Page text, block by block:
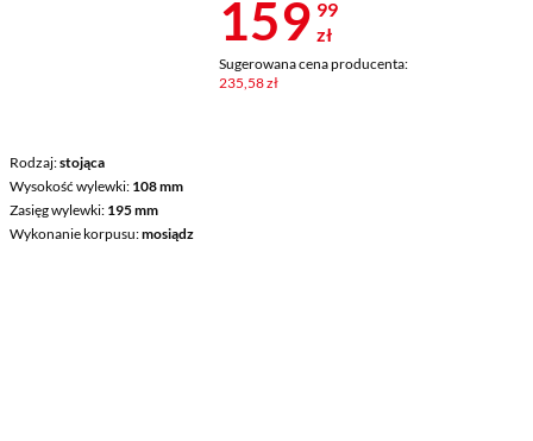
Rodzaj stojąca
Wysokość wylewki 108 mm
Zasięg wylewki 195 mm
Wykonanie korpusu mosiądz
Cena 159,99
159 99
zł
Sugerowana cena producenta:
235,58 zł